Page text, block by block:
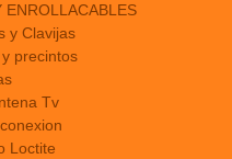
ENROLLACABLES
y Clavijas
precintos
Tv
Loctite